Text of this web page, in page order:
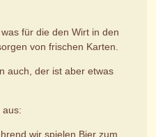
für die den Wirt in den
von frischen Karten.
auch, der ist aber etwas
aus:
wir spielen Bier zum